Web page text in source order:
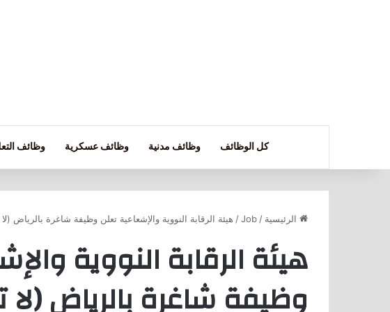
كل الوظائف وظائف مدنية وظائف عسكرية وظائف
الرئيسية /
Job
/ هيئة الرقابة النووية والإشعاعية تعلن وظيفة شاغرة بالرياض
هيئة الرقابة النووية
وظيفة شاغرة بالرياض (لا